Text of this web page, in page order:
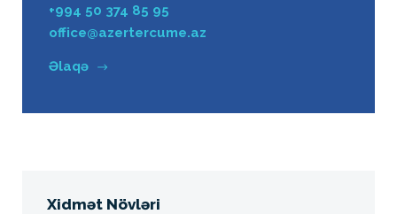
+994 50 374 85 95
office@azertercume.az
Əlaqə
Xidmət Növləri